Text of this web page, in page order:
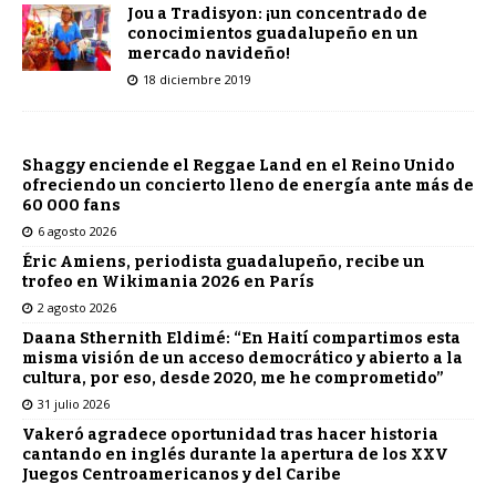
Jou a Tradisyon: ¡un concentrado de
conocimientos guadalupeño en un
mercado navideño!
18 diciembre 2019
Shaggy enciende el Reggae Land en el Reino Unido
ofreciendo un concierto lleno de energía ante más de
60 000 fans
6 agosto 2026
Éric Amiens, periodista guadalupeño, recibe un
trofeo en Wikimania 2026 en París
2 agosto 2026
Daana Sthernith Eldimé: “En Haití compartimos esta
misma visión de un acceso democrático y abierto a la
cultura, por eso, desde 2020, me he comprometido”
31 julio 2026
Vakeró agradece oportunidad tras hacer historia
cantando en inglés durante la apertura de los XXV
Juegos Centroamericanos y del Caribe